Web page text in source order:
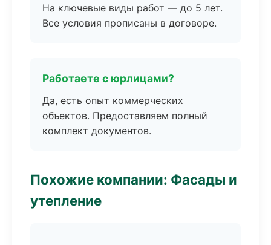
На ключевые виды работ — до 5 лет.
Все условия прописаны в договоре.
Работаете с юрлицами?
Да, есть опыт коммерческих
объектов. Предоставляем полный
комплект документов.
Похожие компании: Фасады и
утепление